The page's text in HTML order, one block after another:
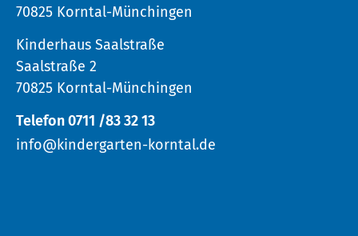
70825 Korntal-Münchingen
Kinderhaus Saalstraße
Saalstraße 2
70825 Korntal-Münchingen
Telefon 0711 /83 32 13
info@kindergarten-korntal.de